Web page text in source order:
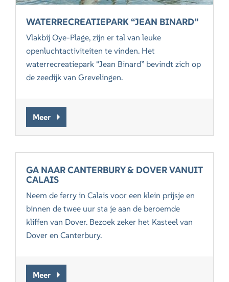
WATERRECREATIEPARK “JEAN BINARD”
Vlakbij Oye-Plage, zijn er tal van leuke
openluchtactiviteiten te vinden. Het
waterrecreatiepark “Jean Binard” bevindt zich op
de zeedijk van Grevelingen.
Meer
GA NAAR CANTERBURY & DOVER VANUIT
CALAIS
Neem de ferry in Calais voor een klein prijsje en
binnen de twee uur sta je aan de beroemde
kliffen van Dover. Bezoek zeker het Kasteel van
Dover en Canterbury.
Meer